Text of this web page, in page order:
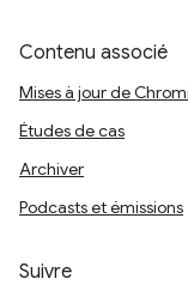
Contenu associé
Mises à jour de
Études de cas
Archiver
Podcasts et émissions
Suivre